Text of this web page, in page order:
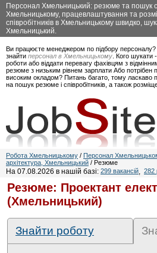
Персонал Хмельницький: резюме та пошук
Хмельницькому, працевлаштування та
співробітників в Хмельницькому швидко,
Хмельницький.
Ви працюєте менеджером по підбору
знайти персонал в Хмельницькому . Кого шукати
роботи або віддати перевагу фахівцям з
резюме з низьким рівнем зарплати Або
високим окладом? Питань багато, тому ласкаво
на пошук резюме і співробітників, а також
Робота Хмельницькому / Персонал
архітектура, Хмельницький / Резюме
На 07.08.2026 в нашій базі: 299 вакансій, 282
Резюме: Проектант
(Хмельницький)
Знайти роботу